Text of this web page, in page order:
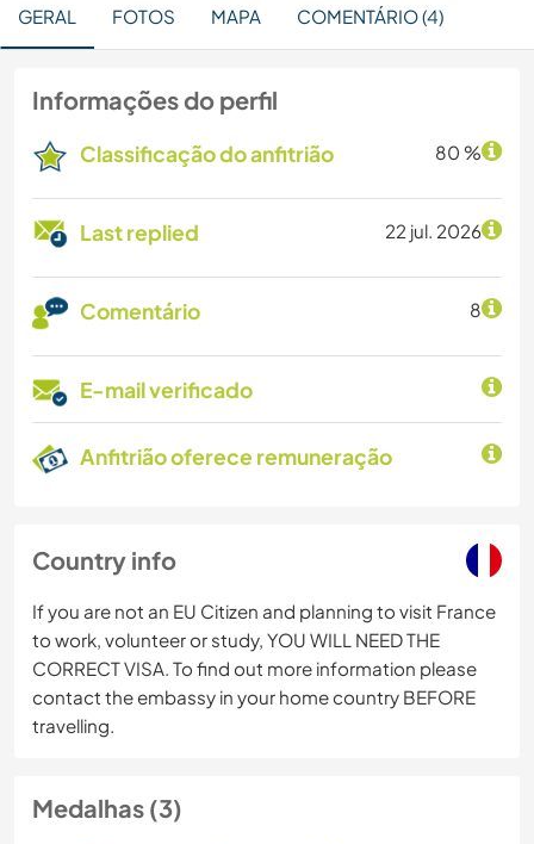
GERAL FOTOS MAPA COMENTÁRIO (4)
Informações do perfil
Classificação do anfitrião 80 %
Last replied 22 jul. 2026
Comentário 8
E-mail verificado
Anfitrião oferece remuneração
Country info
If you are not an EU Citizen and planning to visit France
to work, volunteer or study, YOU WILL NEED THE
CORRECT VISA. To find out more information please
contact the embassy in your home country BEFORE
travelling.
Medalhas (3)